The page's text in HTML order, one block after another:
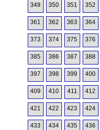
349 350 351 352
361 362 363 364
373 374 375 376
385 386 387 388
397 398 399 400
409 410 411 412
421 422 423 424
433 434 435 436